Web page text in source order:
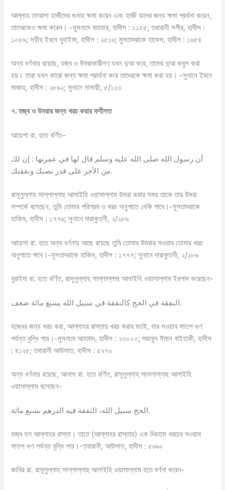
আল্লাহ তাআলা হাজীদের গুনাহ ক্ষমা করেন এবং হাজী যাদের জন্য ক্ষমা প্রর্থনা করেন,
তাদেরকেও ক্ষমা করেন। -মুসনাদে বাযযার, হাদীস : ১১৫৫; তবারানী সগীর, হাদীস :
১০৮৯; সহীহ ইবনে খুযাইমা, হাদীস : ২৫১৬; মুসতাদরাকে হাকেম, হাদীস : ১৬৫৪
অন্য বর্ণনায় রয়েছে, হজ্ব ও উমরাকারীগণ যখন দুআ করে, তাদের দুআ কবুল করা
হয়। তারা যখন কারো জন্য ক্ষমা প্রার্থনা করে তাদেরকে ক্ষমা করা হয়। -সুনানে ইবনে
মাজাহ, হাদীস : ২৮৯২; সুনানে নাসায়ী, ৫/১১৩
৭.হজ্ব ও উমরার জন্য খরচ করার ফযীলত
আয়েশা রা. হতে বর্ণিত-
أن رسول الله صلى الله عليه وسلم قال لها في عمرتها : إن لك
من الأجر على قدر نصبك ونفقتك.
রাসূলুল্লাহ সাল্লাল্লাহু আলাইহি ওয়াসাল্লাম উমরা করার সময় তাকে তার উমরা
সম্পর্কে বলেছেন, তুমি তোমার পরিশ্রম ও খরচ অনুপাতে নেকি পাবে।-মুসতাদরাকে
হাকিম, হাদীস : ১৭৭৬; সুনানে দারাকুতনী, ২/২৮৬
আয়েশা রা. হতে অন্য বর্ণনায় আছে রয়েছে তুমি তোমার উমরার সওয়াব তোমার খরচ
অনুপাতে পাবে।-মুসতাদরাকে হাকিম, হাদীস : ১৭৭৭; সুনানে দারাকুতনী, ২/২৮৬
বুরাইদা রা. হতে বর্ণিত, রাসূলুল্লাহ সাল্লাল্লাহু আলাইহি ওয়াসাল্লাম ইরশাদ করেছেন-
النفقة في الحج كالنفقة في سبيل الله بسبع مائة ضعف.
হজ্বের জন্য খরচ করা, আল্লাহর রাস্তায় খরচ করার মতই, যার সওয়াব সাতশ গুণ
পর্যন্ত বৃদ্ধি পায়।-মুসনাদে আহমাদ, হাদীস : ২৩০০০; শুয়াবুল ঈমান বাইহাকী, হাদীস
: ৪১২৫; তবারানী আউসাত, হাদীস : ৫২৭০
অন্য বর্ণনায় রয়েছে, আনাস রা. হতে বর্ণিত, রাসূলুল্লাহ সাললাল্লাহু আলাইহি
ওয়াসাল্লাম বলেছেন-
الحج سبيل الله، النفقة فيه الدرهم بسبع مائة.
হজ্ব হল আল্লাহর রাস্তা। তাতে (আল্লাহর রাস্তায়) এক দিরহাম খরচের সওয়াব
সাতশ গুণ পর্যন্ত বৃদ্ধি পায়।-তবারানী, আউসাত, হাদীস : ৫৬৯০
জাবির রা. রাসূলুল্লাহ সাল্লাল্লাহু আলাইহি ওয়াসাল্লাম হতে বর্ণনা করেন-